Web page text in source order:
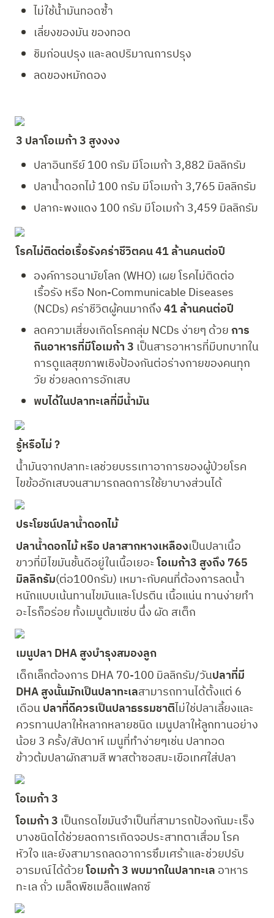
ไม่ใช้น้ำมันทอดซ้ำ
เลี่ยงของมัน ของทอด
ชิมก่อนปรุง และลดปริมาณการปรุง
ลดของหมักดอง
3 ปลาโอเมก้า 3 สูงงงง
ปลาอินทรีย์ 100 กรัม มีโอเมก้า 3,882 มิลลิกรัม
ปลาน้ำดอกไม้ 100 กรัม มีโอเมก้า 3,765 มิลลิกรัม
ปลากะพงแดง 100 กรัม มีโอเมก้า 3,459 มิลลิกรัม
โรคไม่ติดต่อเรื้อรังคร่าชีวิตคน 41 ล้านคนต่อปี
องค์การอนามัยโลก (WHO) เผย โรคไม่ติดต่อ
เรื้อรัง หรือ Non-Communicable Diseases
(NCDs) คร่าชีวิตผู้คนมากถึง 41 ล้านคนต่อปี
ลดความเสี่ยงเกิดโรคกลุ่ม NCDs ง่ายๆ ด้วย การ
กินอาหารที่มีโอเมก้า 3 เป็นสารอาหารที่มีบทบาทใน
การดูแลสุขภาพเชิงป้องกันต่อร่างกายของคนทุก
วัย ช่วยลดการอักเสบ
พบได้ในปลาทะเลที่มีน้ำมัน
รู้หรือไม่ ?
น้ำมันจากปลาทะเลช่วยบรรเทาอาการของผู้ป่วยโรค
ไขข้ออักเสบจนสามารถลดการใช้ยาบางส่วนได้
ประโยชน์ปลาน้ำดอกไม้
ปลาน้ำดอกไม้ หรือ ปลาสากหางเหลืองเป็นปลาเนื้อ
ขาวที่มีไขมันชั้นดีอยู่ในเนื้อเยอะ โอเมก้า3 สูงถึง 765
มิลลิกรัม(ต่อ100กรัม) เหมาะกับคนที่ต้องการลดน้ำ
หนักแบบเน้นทานไขมันและโปรตีน เนื้อแน่น ทานง่ายทำ
อะไรก็อร่อย ทั้งเมนูต้มแซ่บ นึ่ง ผัด สเต็ก
เม﻿นูปลา DHA สูงบำรุงสมองลูก
เด็กเล็กต้องการ DHA 70-100 มิลลิกรัม/วันปลาที่มี
DHA สูงนั้นมักเป็นปลาทะเลสามารถทานได้ตั้งแต่ 6
เดือน ปลาที่ดีควรเป็นปลาธรรมชาติไม่ใช่ปลาเลี้ยงและ
ควรทานปลาให้หลากหลายชนิด เมนูปลาให้ลูกทานอย่าง
น้อย 3 ครั้ง/สัปดาห์ เมนูที่ทำง่ายๆเช่น ปลาทอด
ข้าวต้มปลาผักสามสี พาสต้าซอสมะเขือเทศใส่ปลา
โอเมก้า 3
โอเมก้า 3 เป็นกรดไขมันจําเป็นที่สามารถป้องกันมะเร็ง
บางชนิดได้ช่วยลดการเกิดจอประสาทตาเสื่อม โรค
หัวใจ และยังสามารถลดอาการซึมเศร้าและช่วยปรับ
อารมณ์ได้ด้วย โอเมก้า 3 พบมากในปลาทะเล อาหาร
ทะเล ถั่ว เมล็ดพืชเมล็ดแฟลกซ์